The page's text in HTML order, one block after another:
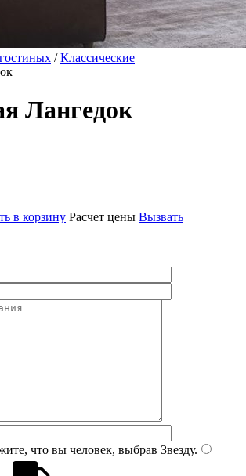
/Классические
Лангедок
в корзину Расчет цены Вызвать
что вы человек, выбрав Звезду.